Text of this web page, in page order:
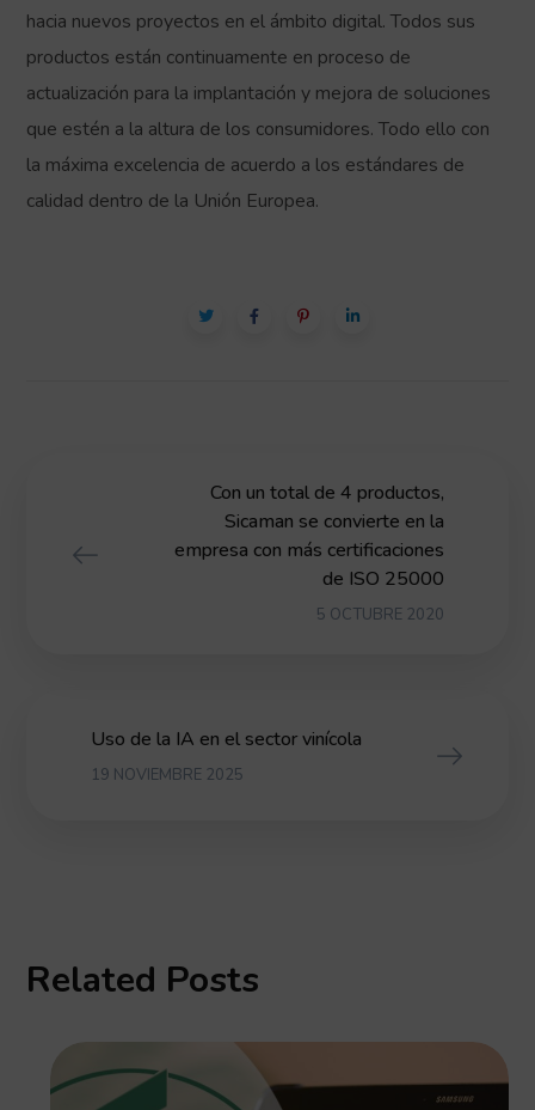
hacia nuevos proyectos en el ámbito digital. Todos sus
productos están continuamente en proceso de
actualización para la implantación y mejora de soluciones
que estén a la altura de los consumidores. Todo ello con
la máxima excelencia de acuerdo a los estándares de
calidad dentro de la Unión Europea.
Con un total de 4 productos,
Sicaman se convierte en la
empresa con más certificaciones
de ISO 25000
5 OCTUBRE 2020
Uso de la IA en el sector vinícola
19 NOVIEMBRE 2025
Related Posts